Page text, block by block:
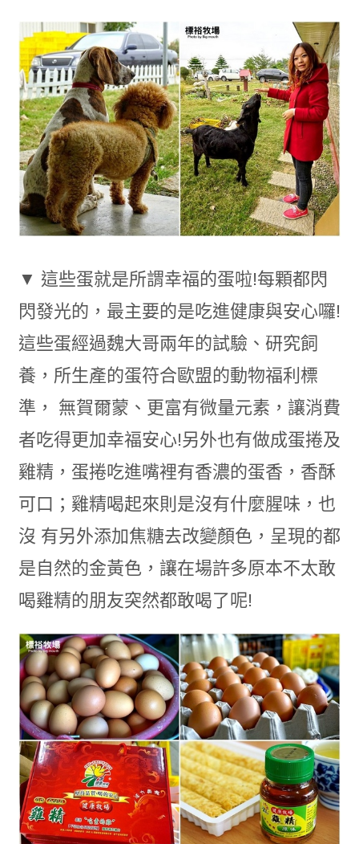
▼ 這些蛋就是所謂幸福的蛋啦!每顆都閃
閃發光的，最主要的是吃進健康與安心囉!
這些蛋經過魏大哥兩年的試驗、研究飼
養，所生產的蛋符合歐盟的動物福利標
準， 無賀爾蒙、更富有微量元素，讓消費
者吃得更加幸福安心!另外也有做成蛋捲及
雞精，蛋捲吃進嘴裡有香濃的蛋香，香酥
可口；雞精喝起來則是沒有什麼腥味，也
沒 有另外添加焦糖去改變顏色，呈現的都
是自然的金黃色，讓在場許多原本不太敢
喝雞精的朋友突然都敢喝了呢!